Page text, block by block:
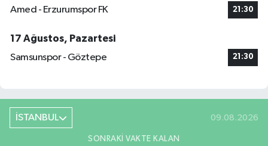
Amed - Erzurumspor FK 21:30
17 Ağustos, Pazartesi
Samsunspor - Göztepe
21:30
İSTANBUL 09.08.2026
SONRAKI VAKTE KALAN